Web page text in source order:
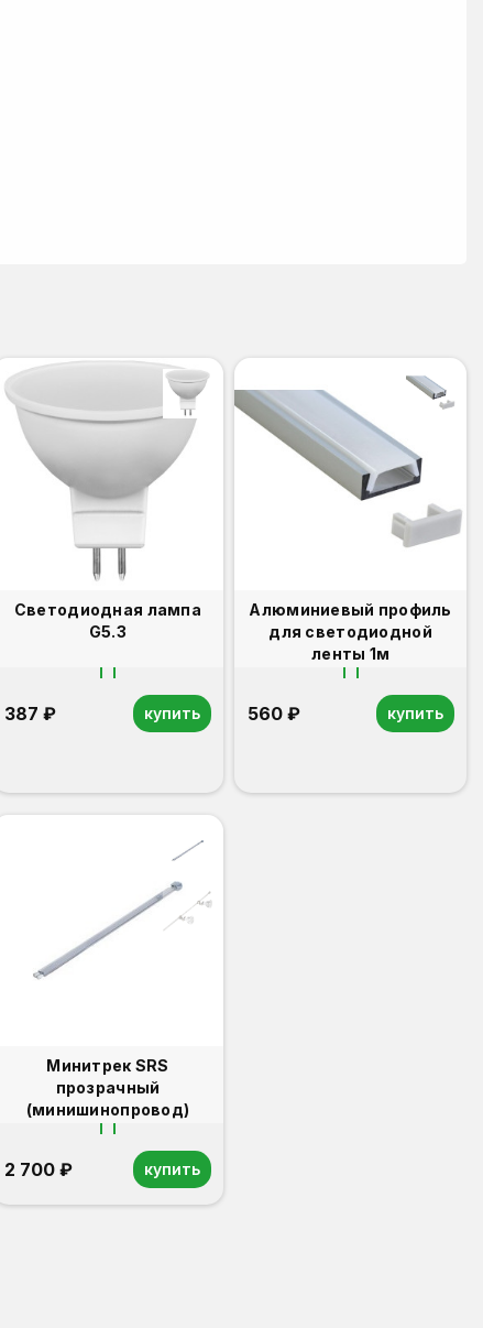
Светодиодная лампа
G5.3
387 ₽ купить
Алюминиевый профиль
для светодиодной
ленты 1м
560 ₽ купить
Минитрек SRS
прозрачный
(минишинопровод)
2 700 ₽ купить